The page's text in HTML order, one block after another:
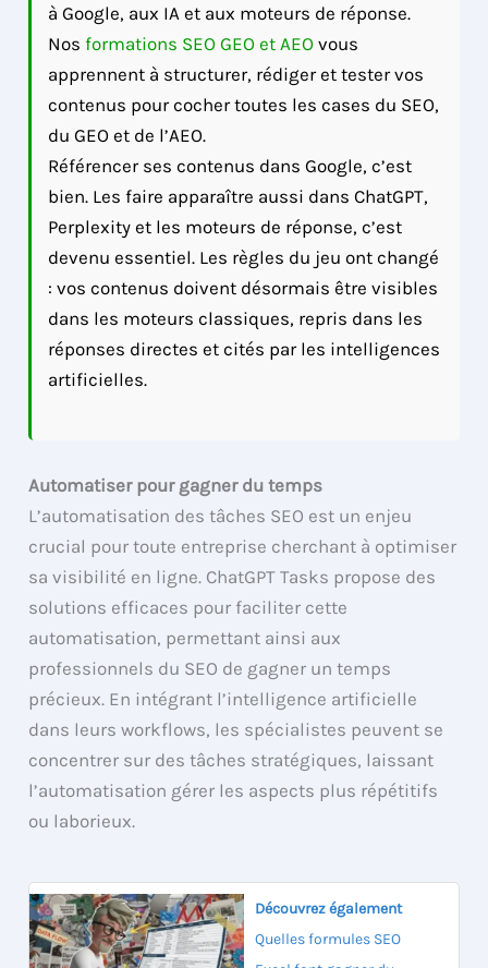
à Google, aux IA et aux moteurs de réponse.
Nosformations SEO GEO et AEO vous
apprennent à structurer, rédiger et tester vos
contenus pour cocher toutes les cases du SEO,
du GEO et de l’AEO.
Référencer ses contenus dans Google, c’est
bien. Les faire apparaître aussi dans ChatGPT,
Perplexity et les moteurs de réponse, c’est
devenu essentiel. Les règles du jeu ont changé
: vos contenus doivent désormais être visibles
dans les moteurs classiques, repris dans les
réponses directes et cités par les intelligences
artificielles.
Automatiser pour gagner du temps
L’automatisation des tâches SEO est un enjeu
crucial pour toute entreprise cherchant à optimiser
sa visibilité en ligne. ChatGPT Tasks propose des
solutions efficaces pour faciliter cette
automatisation, permettant ainsi aux
professionnels du SEO de gagner un temps
précieux. En intégrant l’intelligence artificielle
dans leurs workflows, les spécialistes peuvent se
concentrer sur des tâches stratégiques, laissant
l’automatisation gérer les aspects plus répétitifs
ou laborieux.
Découvrez également
Quelles formules SEO